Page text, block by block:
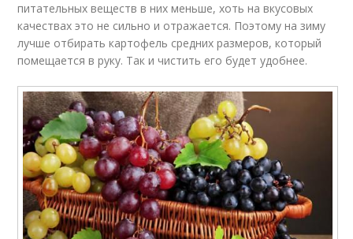
питательных веществ в них меньше, хоть на вкусовых
качествах это не сильно и отражается. Поэтому на зиму
лучше отбирать картофель средних размеров, который
помещается в руку. Так и чистить его будет удобнее.